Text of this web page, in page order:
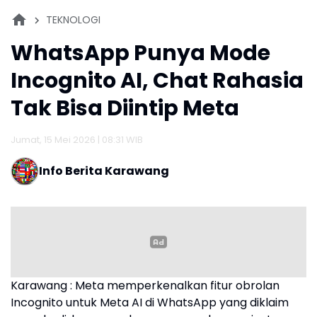
TEKNOLOGI
WhatsApp Punya Mode
Incognito AI, Chat Rahasia
Tak Bisa Diintip Meta
Jumat, 15 Mei 2026 | 08:31 WIB
Info Berita Karawang
Karawang : Meta memperkenalkan fitur obrolan
Incognito untuk Meta AI di WhatsApp yang diklaim